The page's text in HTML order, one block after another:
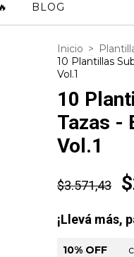
BLOG
Inicio >
10 Plantillas
Vol.1
10
Tazas -
Vol.1
$3.571,43
¡Llevá más,
10% OFF